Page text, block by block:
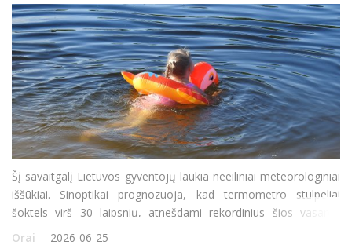
Šį savaitgalį Lietuvos gyventojų laukia neeiliniai meteorologiniai
iššūkiai. Sinoptikai prognozuoja, kad termometro stulpeliai
šoktels virš 30 laipsnių, atnešdami rekordinius šios vasaros
karščius. Tokia ekstremali temperatūra kelia tiesioginį
Orai 2026-06-25